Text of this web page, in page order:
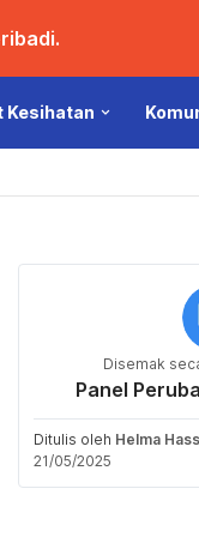
Kesihatan
Disemak
Panel
Ditulis oleh Helma
21/05/2025